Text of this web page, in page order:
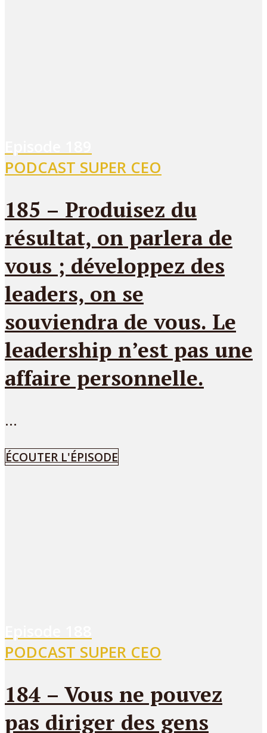
PODCAST SUPER CEO
185 – Produisez du
résultat, on parlera de
vous ; développez des
leaders, on se
souviendra de vous. Le
leadership n’est pas une
affaire personnelle.
...
ÉCOUTER L'ÉPISODE
PODCAST SUPER CEO
184 – Vous ne pouvez
pas diriger des gens